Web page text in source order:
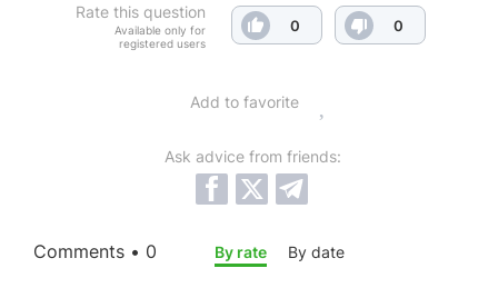
Rate this question
Available only for
registered users
0 0
Add to favorite
Ask advice from friends:
Comments • 0 By rate By date